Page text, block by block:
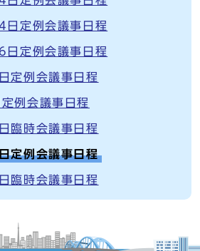
定例会議事日程
定例会議事日程
定例会議事日程
例会議事日程
臨時会議事日程
定例会議事日程
臨時会議事日程